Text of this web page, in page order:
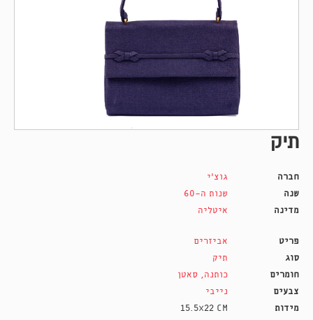
תיק
חברה
גוצ'י
שנה
שנות ה-60
מדינה
איטליה
פריט
אביזרים
סוג
תיק
חומרים
כותנה, סאטן
צבעים
נייבי
מידות
15.5X22 CM